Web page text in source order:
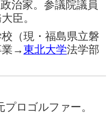
治家。参議院議員
臣。
（現・福島県立磐
業→東北大学法学部
ロゴルファー。